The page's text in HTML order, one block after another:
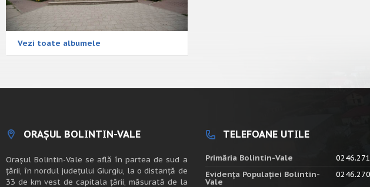
Vezi toate albumele
ORAȘUL BOLINTIN-VALE
Oraşul Bolintin-Vale se află în partea de sud a
ţării, în nordul judeţului Giurgiu, la o distanţă de
33 de km vest de capitala țării, măsurată de la
TELEFOANE UTILE
Primăria Bolintin-Vale
Evidența Populației Bolintin-
Vale